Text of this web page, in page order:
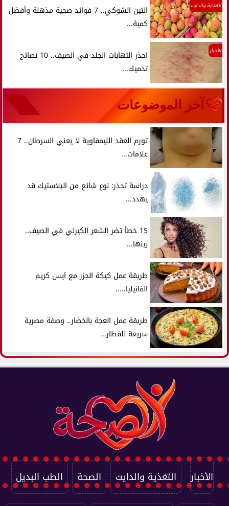
التغذية والدايت
التين الشوكي.. 7 فوائد صحية مذهلة وأفضل
كمية...
الأخبار
احذر التهابات الجلد في الصيف.. 10 نصائح
تحميك...
آخر الموضوعات
تورم العقد الليمفاوية لا يعني السرطان.. 7
علامات...
دراسة تحذر: نوع شائع من البلاستيك قد
يهدد...
15 خطأ تضر الشعر الكيرلي في الصيف..
بينها...
طريقة عمل كيكة الجزر مع آيس كريم
الفانيليا.....
طريقة عمل العجة بالخضار.. وصفة مصرية
سريعة للفطار...
الأخبار التغذية والدايت الصحة الطب البديل